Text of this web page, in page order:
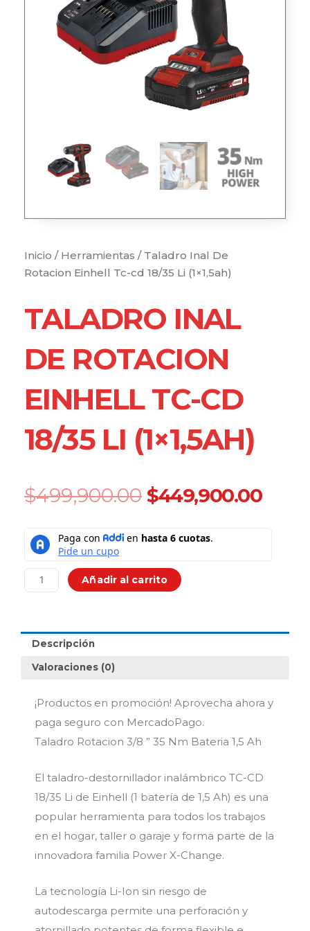
Inicio / Herramientas / Taladro Inal De
Rotacion Einhell Tc-cd 18/35 Li (1×1,5ah)
TALADRO INAL
DE ROTACION
EINHELL TC-CD
18/35 LI (1×1,5AH)
$499,900.00 Original
price
$499,900.00.
$449,900.00
Inal
Rotacion
Einhell
18/35
(1x1,5ah)
Añadir al carrito
Descripción
Valoraciones (0)
¡Productos en promoción! Aprovecha ahora y
paga seguro con MercadoPago.
Taladro Rotacion 3/8 ” 35 Nm Bateria 1,5 Ah
El taladro-destornillador inalámbrico TC-CD
18/35 Li de Einhell (1 batería de 1,5 Ah) es una
popular herramienta para todos los trabajos
en el hogar, taller o garaje y forma parte de la
innovadora familia Power X-Change.
La tecnología Li-Ion sin riesgo de
autodescarga permite una perforación y